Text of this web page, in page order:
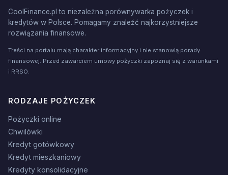
CoolFinance.pl to niezależna porównywarka pożyczek i
kredytów w Polsce. Pomagamy znaleźć najkorzystniejsze
rozwiązania finansowe.
Treści na portalu mają charakter informacyjny i nie stanowią porady
finansowej. Przed zawarciem umowy pożyczki zapoznaj się z warunkami
i RRSO.
RODZAJE POŻYCZEK
Pożyczki online
Chwilówki
Kredyt gotówkowy
Kredyt mieszkaniowy
Kredyty konsolidacyjne